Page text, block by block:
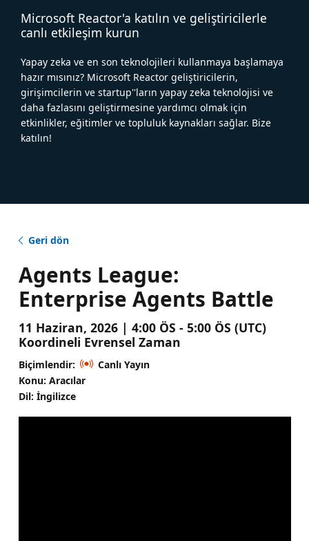
Microsoft Reactor'a katılın ve geliştiricilerle
canlı etkileşim kurun
Yapay zeka ve en son teknolojileri kullanmaya başlamaya
hazır mısınız? Microsoft Reactor geliştiricilerin,
girişimcilerin ve startup''ların yapay zeka teknolojisi ve
daha fazlasını geliştirmesine yardımcı olmak için
etkinlikler, eğitimler ve topluluk kaynakları sağlar. Bize
katılın!
Geri dön
Agents League:
Enterprise Agents Battle
11 Haziran, 2026 | 4:00 ÖS - 5:00 ÖS (UTC)
Koordineli Evrensel Zaman
Biçimlendir:
Canlı Yayın
Konu: Aracılar
Dil: İngilizce